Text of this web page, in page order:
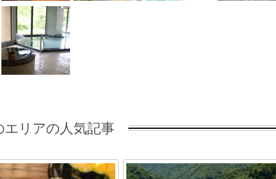
エリアの人気記事